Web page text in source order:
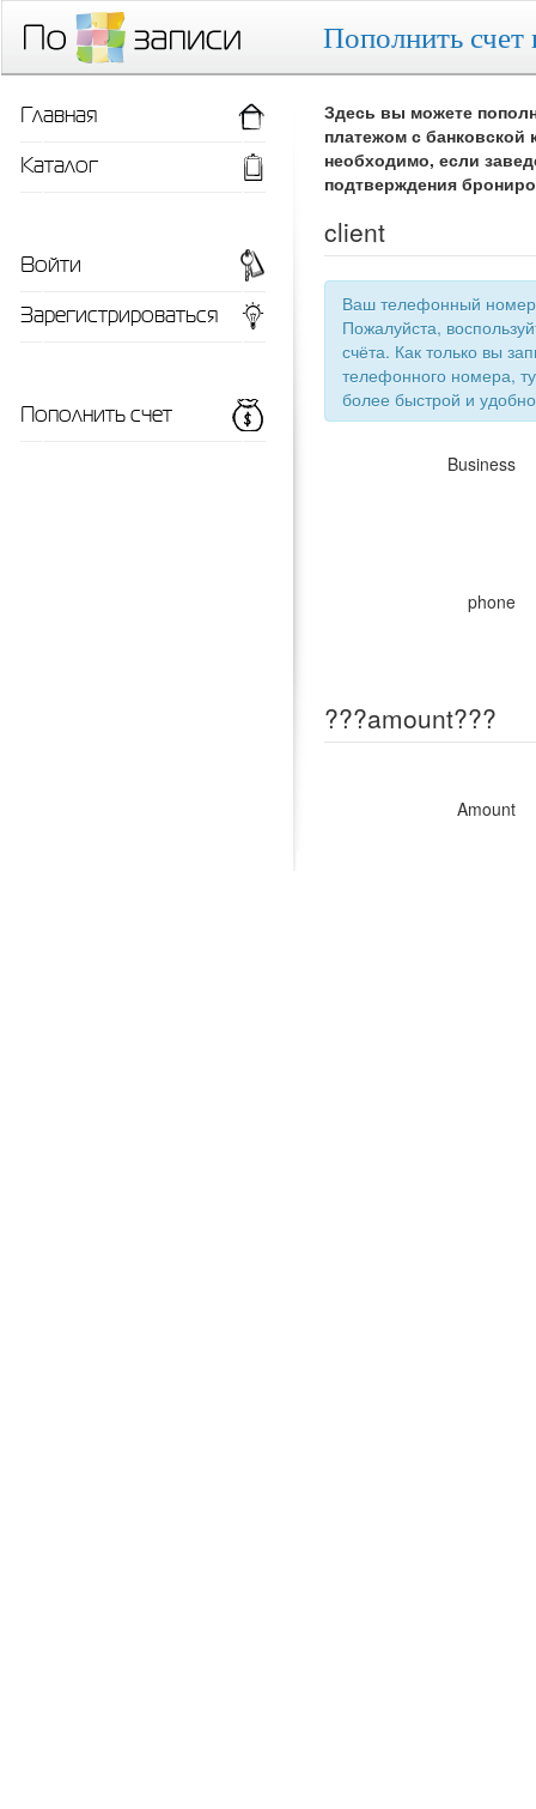
Пополнить счет
Здесь вы можете
платежом с
необходимо, если
подтверждения
client
Ваш телефонный номер
Пожалуйста,
счёта. Как только вы
телефонного номера,
более
Business
phone
???amount???
Amount
Главная
Каталог
Войти
Зарегистрироваться
Пополнить счет